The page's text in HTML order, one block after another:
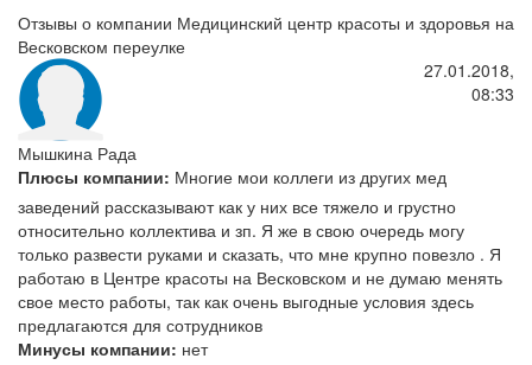
Отзывы о компании Медицинский центр красоты и здоровья на
Весковском переулке
Мышкина Рада
27.01.2018,
08:33
Плюсы компании: Многие мои коллеги из других мед
заведений рассказывают как у них все тяжело и грустно
относительно коллектива и зп. Я же в свою очередь могу
только развести руками и сказать, что мне крупно повезло . Я
работаю в Центре красоты на Весковском и не думаю менять
свое место работы, так как очень выгодные условия здесь
предлагаются для сотрудников
Минусы компании: нет